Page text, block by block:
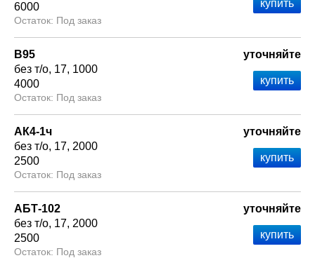
6000
Под заказ
В95
без т/о 17 1000
4000
Под заказ
уточняйте
АК4-1ч
без т/о 17 2000
2500
Под заказ
уточняйте
АБТ-102
без т/о 17 2000
2500
Под заказ
уточняйте